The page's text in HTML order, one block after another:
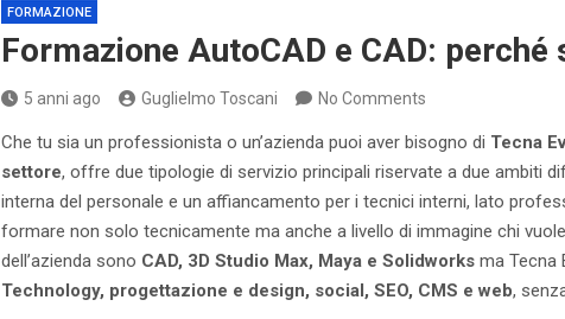
FORMAZIONE
Formazione AutoCAD e CAD:
5 anni ago Guglielmo Toscani No Comments
Che tu sia un professionista o un’azienda puoi aver bisogno di Tecna
settore, offre due tipologie di servizio principali riservate a due ambiti
interna del personale e un affiancamento per i tecnici interni, lato
formare non solo tecnicamente ma anche a livello di immagine chi
dell’azienda sono CAD, 3D Studio Max, Maya e Solidworksma Tecna
Technology, progettazione e design, social, SEO, CMS e web,